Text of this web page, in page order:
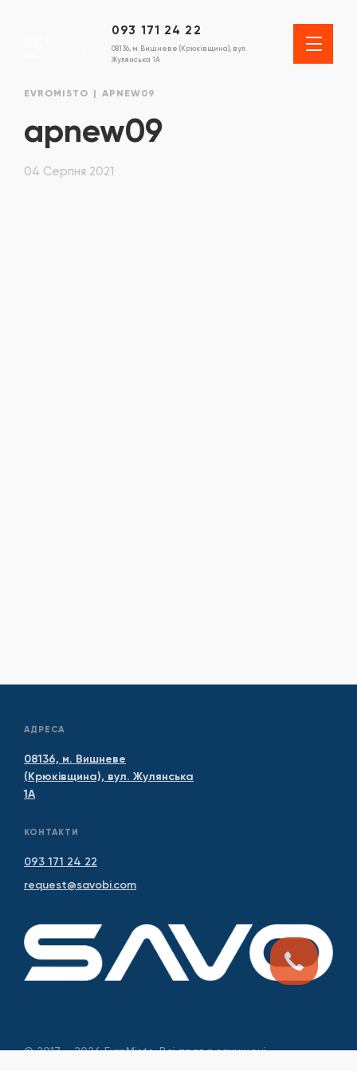
093 171 24 22
08136, м. Вишневе (Крюківщина), вул.
Жулянська 1А
EVROMISTO APNEW09
apnew09
04 Серпня 2021
АДРЕСА
08136, м. Вишневе
(Крюківщина), вул. Жулянська
1А
КОНТАКТИ
093 171 24 22
request@savobi.com
© 2017 – 2026 EvroMisto. Всі права захищені.